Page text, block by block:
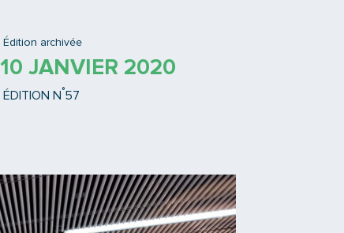
Édition archivée
10 JANVIER 2020
ÉDITION N °57